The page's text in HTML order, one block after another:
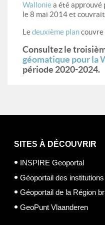
Walloniea été approuvé
le 8 mai 2014 et
Ledeuxième plancouvre
Consultez le
géomatique pour la
période 2020-2024.
SITES À DÉCOUVRIR
INSPIRE Geoportal
Géoportail des
Géoportail de la Région
GeoPunt Vlaanderen